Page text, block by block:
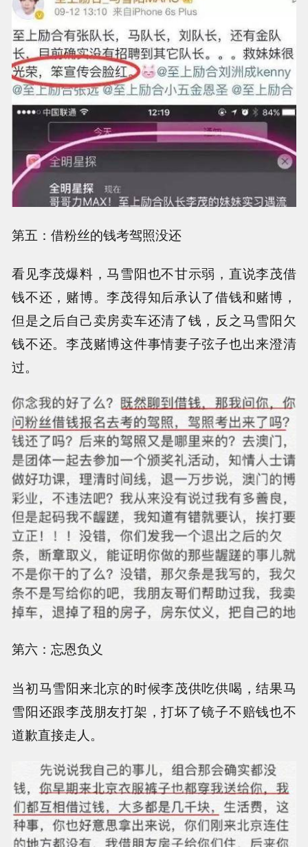
第五：借粉丝的钱考驾照没还
看见李茂爆料，马雪阳也不甘示弱，直说李茂借
钱不还，赌博。李茂得知后承认了借钱和赌博，
但是之后自己卖房卖车还清了钱，反之马雪阳欠
钱不还。李茂赌博这件事情妻子弦子也出来澄清
过。
第六：忘恩负义
当初马雪阳来北京的时候李茂供吃供喝，结果马
雪阳还跟李茂朋友打架，打坏了镜子不赔钱也不
道歉直接走人。